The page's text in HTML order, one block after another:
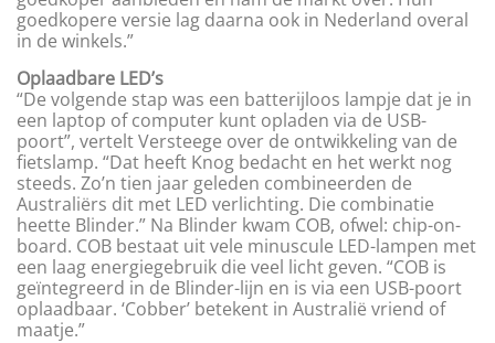
goedkopere versie lag daarna ook in Nederland overal
in de winkels.”
Oplaadbare LED’s
“De volgende stap was een batterijloos lampje dat je in
een laptop of computer kunt opladen via de USB-
poort”, vertelt Versteege over de ontwikkeling van de
fietslamp. “Dat heeft Knog bedacht en het werkt nog
steeds. Zo’n tien jaar geleden combineerden de
Australiërs dit met LED verlichting. Die combinatie
heette Blinder.” Na Blinder kwam COB, ofwel: chip-on-
board. COB bestaat uit vele minuscule LED-lampen met
een laag energiegebruik die veel licht geven. “COB is
geïntegreerd in de Blinder-lijn en is via een USB-poort
oplaadbaar. ‘Cobber’ betekent in Australië vriend of
maatje.”